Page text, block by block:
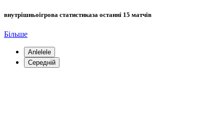
внутрішньоігрова статистиказа останні 15 матчів
Більше
Anlelele
Середній